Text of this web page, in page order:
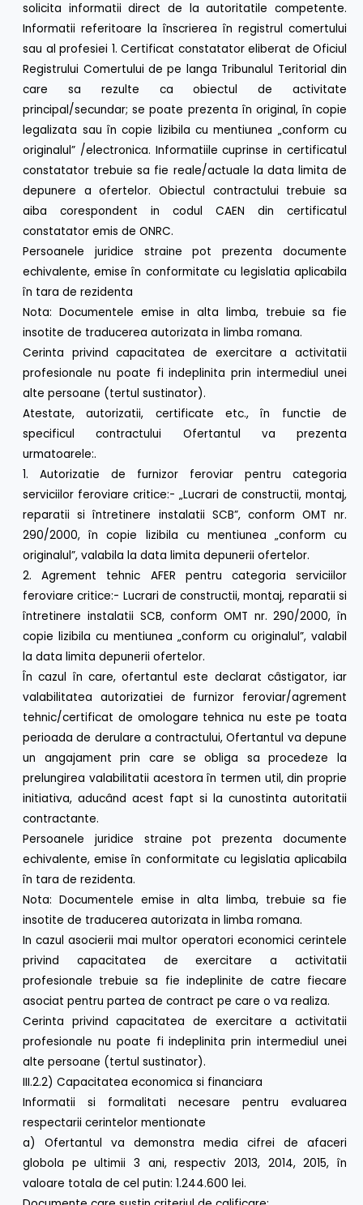
solicita informatii direct de la autoritatile competente.
Informatii referitoare la înscrierea în registrul comertului
sau al profesiei 1. Certificat constatator eliberat de Oficiul
Registrului Comertului de pe langa Tribunalul Teritorial din
care sa rezulte ca obiectul de activitate
principal/secundar; se poate prezenta în original, în copie
legalizata sau în copie lizibila cu mentiunea „conform cu
originalul” /electronica. Informatiile cuprinse in certificatul
constatator trebuie sa fie reale/actuale la data limita de
depunere a ofertelor. Obiectul contractului trebuie sa
aiba corespondent in codul CAEN din certificatul
constatator emis de ONRC.
Persoanele juridice straine pot prezenta documente
echivalente, emise în conformitate cu legislatia aplicabila
în tara de rezidenta
Nota: Documentele emise in alta limba, trebuie sa fie
insotite de traducerea autorizata in limba romana.
Cerinta privind capacitatea de exercitare a activitatii
profesionale nu poate fi indeplinita prin intermediul unei
alte persoane (tertul sustinator).
Atestate, autorizatii, certificate etc., în functie de
specificul contractului Ofertantul va prezenta
urmatoarele:.
1. Autorizatie de furnizor feroviar pentru categoria
serviciilor feroviare critice:- „Lucrari de constructii, montaj,
reparatii si întretinere instalatii SCB”, conform OMT nr.
290/2000, în copie lizibila cu mentiunea „conform cu
originalul”, valabila la data limita depunerii ofertelor.
2. Agrement tehnic AFER pentru categoria serviciilor
feroviare critice:- Lucrari de constructii, montaj, reparatii si
întretinere instalatii SCB, conform OMT nr. 290/2000, în
copie lizibila cu mentiunea „conform cu originalul”, valabil
la data limita depunerii ofertelor.
În cazul în care, ofertantul este declarat câstigator, iar
valabilitatea autorizatiei de furnizor feroviar/agrement
tehnic/certificat de omologare tehnica nu este pe toata
perioada de derulare a contractului, Ofertantul va depune
un angajament prin care se obliga sa procedeze la
prelungirea valabilitatii acestora în termen util, din proprie
initiativa, aducând acest fapt si la cunostinta autoritatii
contractante.
Persoanele juridice straine pot prezenta documente
echivalente, emise în conformitate cu legislatia aplicabila
în tara de rezidenta.
Nota: Documentele emise in alta limba, trebuie sa fie
insotite de traducerea autorizata in limba romana.
In cazul asocierii mai multor operatori economici cerintele
privind capacitatea de exercitare a activitatii
profesionale trebuie sa fie indeplinite de catre fiecare
asociat pentru partea de contract pe care o va realiza.
Cerinta privind capacitatea de exercitare a activitatii
profesionale nu poate fi indeplinita prin intermediul unei
alte persoane (tertul sustinator).
III.2.2) Capacitatea economica si financiara
Informatii si formalitati necesare pentru evaluarea
respectarii cerintelor mentionate
a) Ofertantul va demonstra media cifrei de afaceri
globola pe ultimii 3 ani, respectiv 2013, 2014, 2015, în
valoare totala de cel putin: 1.244.600 lei.